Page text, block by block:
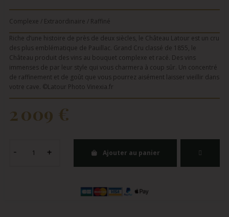
Complexe / Extraordinaire / Raffiné
Riche d’une histoire de près de deux siècles, le Château Latour est un cru
des plus emblématique de Pauillac. Grand Cru classé de 1855, le
Château produit des vins au bouquet complexe et racé. Des vins
immenses de par leur style qui vous charmera à coup sûr. Un concentré
de raffinement et de goût que vous pourrez aisément laisser vieillir dans
votre cave. ©Latour Photo Vinexia.fr
2 009 €
Ajouter au panier